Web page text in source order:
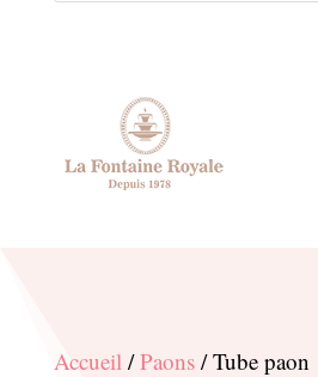
Accueil/Paons/ Tube paon